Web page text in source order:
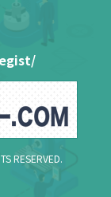
RESERVED.